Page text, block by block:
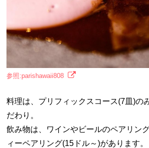
参照:parishawaii808
料理は、プリフィックスコース(7皿)の
だわり。
飲み物は、ワインやビールのペアリン
ィーペアリング(15ドル～)があります。